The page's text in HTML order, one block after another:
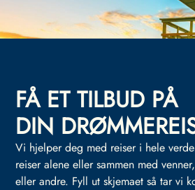
FÅ ET TILBUD PÅ
DIN
Vi hjelper deg med reiser i hele
reiser alene eller sammen med
eller andre. Fyll ut skjemaet så tar vi